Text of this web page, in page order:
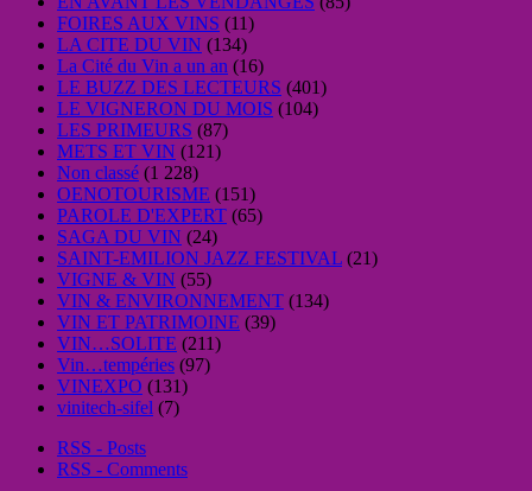
FOIRES AUX VINS (11)
LA CITE DU VIN (134)
La Cité du Vin a un an (16)
LE BUZZ DES LECTEURS (401)
LE VIGNERON DU MOIS (104)
LES PRIMEURS (87)
METS ET VIN (121)
Non classé (1 228)
OENOTOURISME (151)
PAROLE D'EXPERT (65)
SAGA DU VIN (24)
SAINT-EMILION JAZZ FESTIVAL (21)
VIGNE & VIN (55)
VIN & ENVIRONNEMENT (134)
VIN ET PATRIMOINE (39)
VIN…SOLITE (211)
Vin…tempéries (97)
VINEXPO (131)
vinitech-sifel (7)
RSS - Posts
RSS - Comments